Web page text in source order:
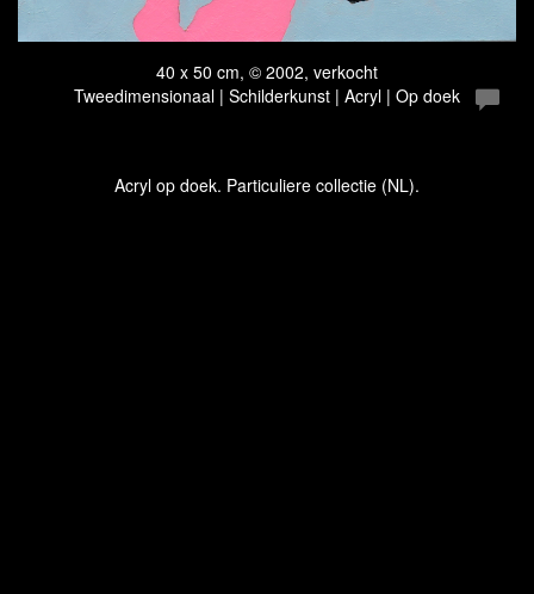
40 x 50 cm, © 2002, verkocht
Tweedimensionaal | Schilderkunst | Acryl | Op doek
Acryl op doek. Particuliere collectie (NL).